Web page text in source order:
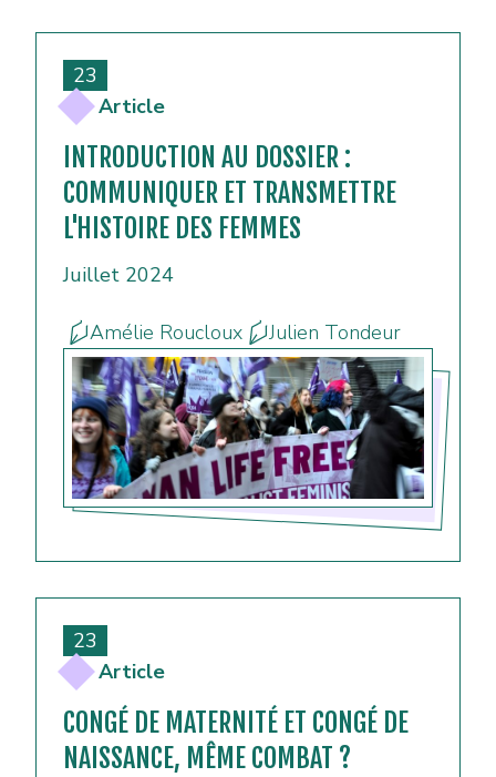
Article
INTRODUCTION AU DOSSIER :
COMMUNIQUER ET TRANSMETTRE
L'HISTOIRE DES FEMMES
Juillet 2024
Amélie Roucloux Julien Tondeur
23
Article
CONGÉ DE MATERNITÉ ET CONGÉ DE
NAISSANCE, MÊME COMBAT ?
23